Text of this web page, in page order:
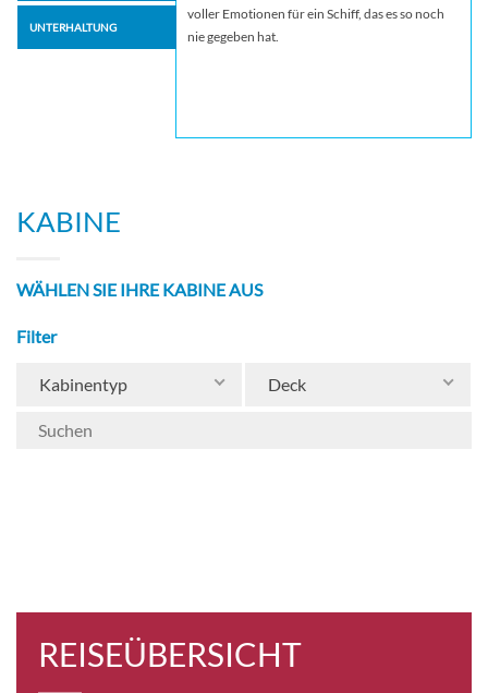
UNTERHALTUNG
voller Emotionen für ein Schiff, das es so noch
nie gegeben hat.
KABINE
WÄHLEN SIE IHRE KABINE AUS
Filter
Kabinentyp Deck
REISEÜBERSICHT